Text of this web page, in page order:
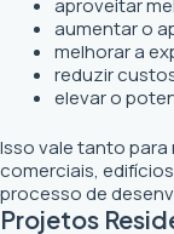
aumentar o
melhorar a
reduzir
elevar o
Isso vale tanto
comerciais,
processo de
Projetos